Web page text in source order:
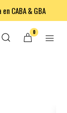
CABA & GBA
0